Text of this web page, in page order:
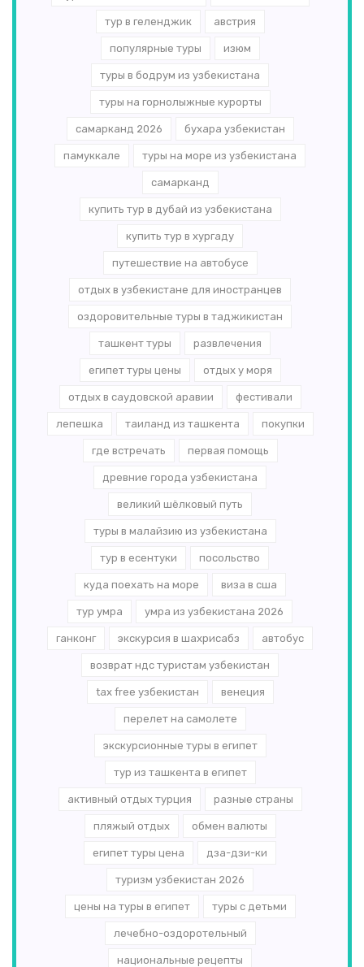
тур в геленджик австрия
популярные туры изюм
туры в бодрум из узбекистана
туры на горнолыжные курорты
самарканд 2026 бухара узбекистан
памуккале туры на море из узбекистана
самарканд
купить тур в дубай из узбекистана
купить тур в хургаду
путешествие на автобусе
отдых в узбекистане для иностранцев
оздоровительные туры в таджикистан
ташкент туры развлечения
египет туры цены отдых у моря
отдых в саудовской аравии фестивали
лепешка таиланд из ташкента покупки
где встречать первая помощь
древние города узбекистана
великий шёлковый путь
туры в малайзию из узбекистана
тур в есентуки посольство
куда поехать на море виза в сша
тур умра умра из узбекистана 2026
ганконг экскурсия в шахрисабз автобус
возврат ндс туристам узбекистан
tax free узбекистан венеция
перелет на самолете
экскурсионные туры в египет
тур из ташкента в египет
активный отдых турция разные страны
пляжый отдых обмен валюты
египет туры цена дза-дзи-ки
туризм узбекистан 2026
цены на туры в египет туры с детьми
лечебно-оздоротельный
национальные рецепты